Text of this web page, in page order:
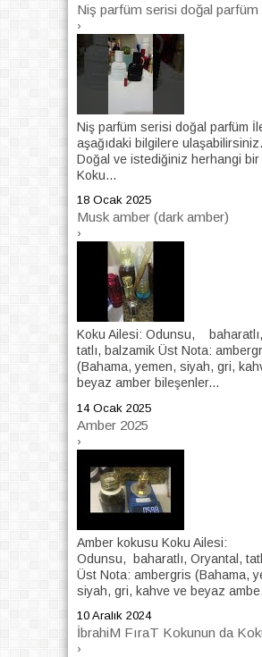
Niş parfüm serisi doğal parfüm
›
Niş parfüm serisi doğal parfüm
aşağıdaki bilgilere
Doğal ve istediğiniz herhangi
Koku...
18 Ocak 2025
Musk amber (dark amber)
›
Koku Ailesi: Odunsu,
tatlı, balzamik Üst Nota:
(Bahama, yemen, siyah, gri,
beyaz amber bileşenler...
14 Ocak 2025
Amber 2025
›
Amber kokusu Koku Ailesi:
Odunsu, baharatlı, Oryantal,
Üst Nota: ambergris (Bahama,
siyah, gri, kahve ve beyaz
10 Aralık 2024
İbrahiM FıraT Kokunun da
›